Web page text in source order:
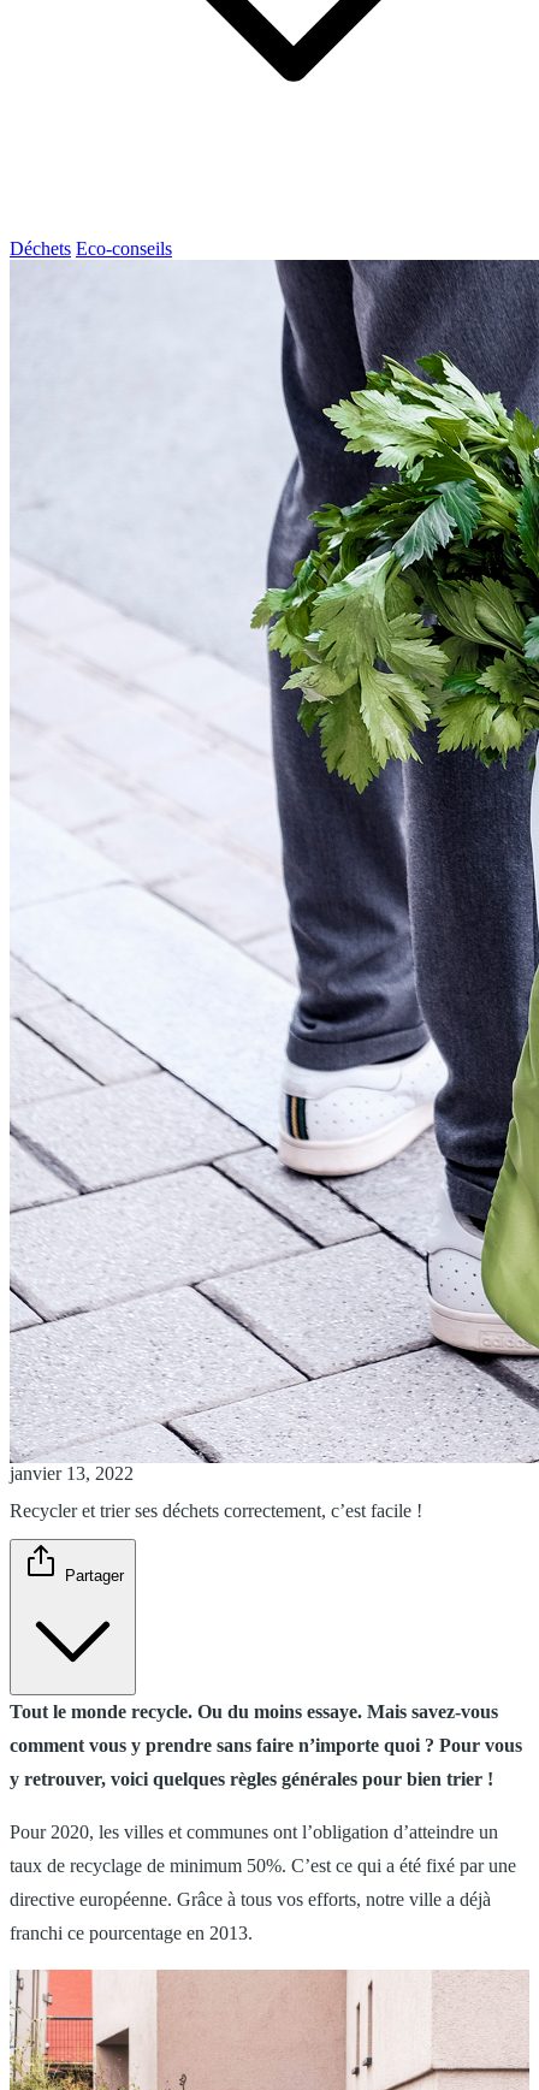
Déchets Eco-conseils
janvier 13, 2022
Recycler et trier ses déchets correctement, c’est facile !
Partager
Tout le monde recycle. Ou du moins essaye. Mais savez-vous
comment vous y prendre sans faire n’importe quoi ? Pour vous
y retrouver, voici quelques règles générales pour bien trier !
Pour 2020, les villes et communes ont l’obligation d’atteindre un
taux de recyclage de minimum 50%. C’est ce qui a été fixé par une
directive européenne. Grâce à tous vos efforts, notre ville a déjà
franchi ce pourcentage en 2013.